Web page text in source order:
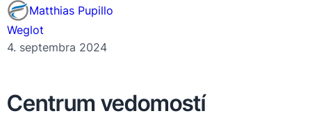
Matthias Pupillo
Weglot
4. septembra 2024
Centrum vedomostí